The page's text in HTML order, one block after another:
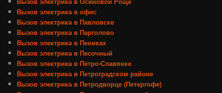
Вызов электрика в офис
Вызов электрика в Павловске
Вызов электрика в Парголово
Вызов электрика в Пениках
Вызов электрика в Песочный
Вызов электрика в Петро-Славянке
Вызов электрика в Петроградском районе
Вызов электрика в Петродворце (Петергофе)